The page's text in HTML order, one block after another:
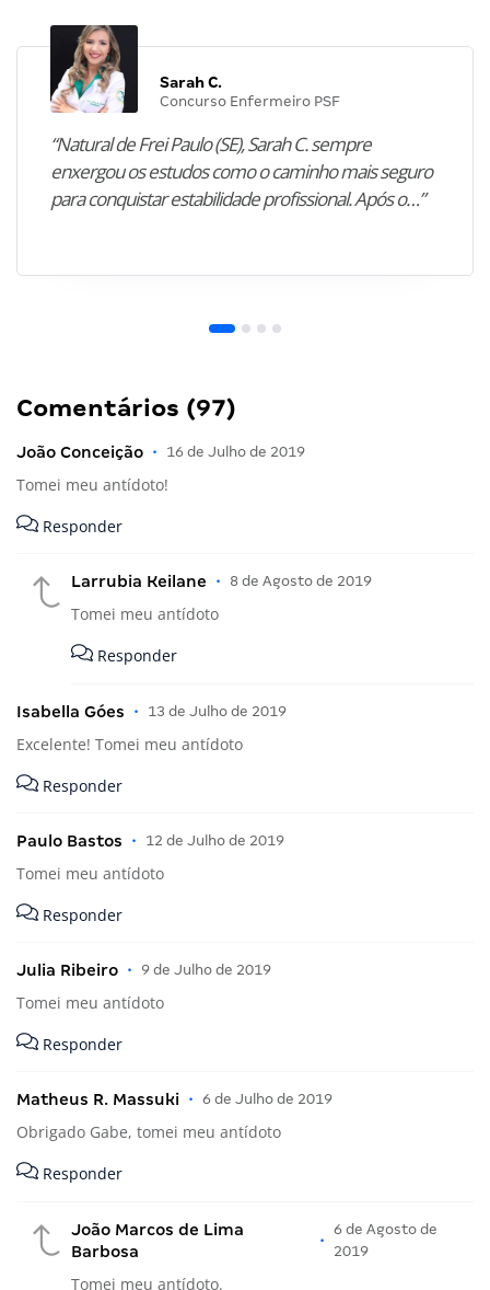
Sarah C.
Concurso Enfermeiro PSF
“Natural de Frei Paulo (SE), Sarah C. sempre
enxergou os estudos como o caminho mais seguro
para conquistar estabilidade profissional. Após o…”
Comentários (97)
João Conceição • 16 de Julho de 2019
Tomei meu antídoto!
Responder
Larrubia Keilane • 8 de Agosto de 2019
Tomei meu antídoto
Responder
Isabella Góes • 13 de Julho de 2019
Excelente! Tomei meu antídoto
Responder
Paulo Bastos • 12 de Julho de 2019
Tomei meu antídoto
Responder
Julia Ribeiro • 9 de Julho de 2019
Tomei meu antídoto
Responder
Matheus R. Massuki • 6 de Julho de 2019
Obrigado Gabe, tomei meu antídoto
Responder
João Marcos de Lima
Barbosa
•
6 de Agosto de
2019
Tomei meu antídoto.